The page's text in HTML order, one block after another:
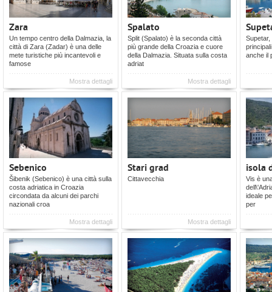
Zara
Un tempo centro della Dalmazia, la
città di Zara (Zadar) è una delle
mete turistiche più incantevoli e
famose
Mostra dettagli
Spalato
Split (Spalato) è la seconda città
più grande della Croazia e cuore
della Dalmazia. Situata sulla costa
adriat
Mostra dettagli
Supetar,
anche il
Sebenico
Šibenik (Sebenico) è una città sulla
costa adriatica in Croazia
circondata da alcuni dei parchi
nazionali croa
Mostra dettagli
Stari grad
Cittavecchia
Mostra dettagli
isola
Vis è
ideale
per